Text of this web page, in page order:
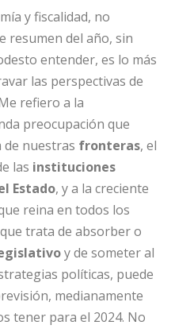
y fiscalidad, no
resumen del año, sin
entender, es lo más
las perspectivas de
refiero a la
preocupación que
nuestras fronteras, el
las instituciones
Estado, y a la creciente
reina en todos los
trata de absorber o
y de someter al
políticas, puede
medianamente
tener para el 2024. No